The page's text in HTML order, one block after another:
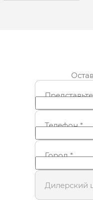
Телефон*
Город*
Дилерский